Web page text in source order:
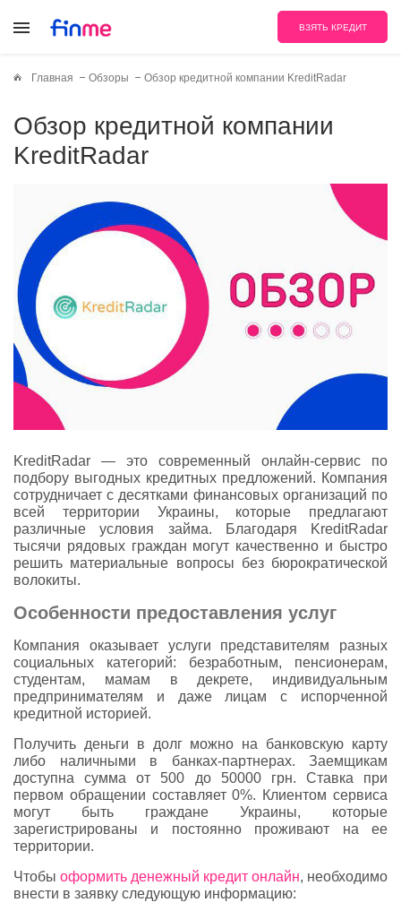
ВЗЯТЬ КРЕДИТ
Главная Обзоры Обзор кредитной компании KreditRadar
Обзор кредитной компании
KreditRadar
KreditRadar — это современный онлайн-сервис по
подбору выгодных кредитных предложений. Компания
сотрудничает с десятками финансовых организаций по
всей территории Украины, которые предлагают
различные условия займа. Благодаря KreditRadar
тысячи рядовых граждан могут качественно и быстро
решить материальные вопросы без бюрократической
волокиты.
Особенности предоставления услуг
Компания оказывает услуги представителям разных
социальных категорий: безработным, пенсионерам,
студентам, мамам в декрете, индивидуальным
предпринимателям и даже лицам с испорченной
кредитной историей.
Получить деньги в долг можно на банковскую карту
либо наличными в банках-партнерах. Заемщикам
доступна сумма от 500 до 50000 грн. Ставка при
первом обращении составляет 0%. Клиентом сервиса
могут быть граждане Украины, которые
зарегистрированы и постоянно проживают на ее
территории.
Чтобы оформить денежный кредит онлайн, необходимо
внести в заявку следующую информацию: